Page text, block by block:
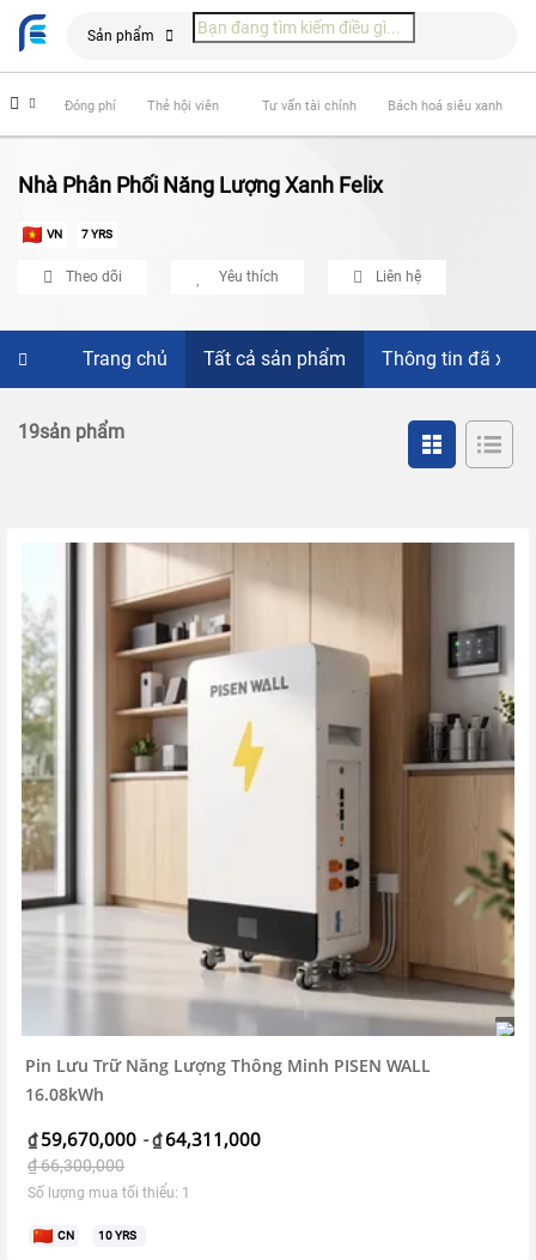
Sản phẩm
Đóng phí Thẻ hội viên Tư vấn tài chính Bách hoá siêu xanh
Nhà Phân Phối Năng Lượng Xanh Felix
VN 7 YRS
Theo dõi Yêu thích Liên hệ
Trang chủ Tất cả sản phẩm Thông tin đã xác
19sản phẩm
Pin Lưu Trữ Năng Lượng Thông Minh PISEN WALL
16.08kWh
₫ 59,670,000 -₫64,311,000
₫66,300,000
Số lượng mua tối thiểu: 1
CN 10YRS